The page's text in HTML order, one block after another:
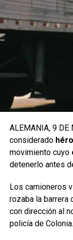
ALEMANIA, 9 DE
considerado
movimiento cuyo
detenerlo antes
Los camioneros
rozaba la barrera
con dirección al
policía de Colonia.